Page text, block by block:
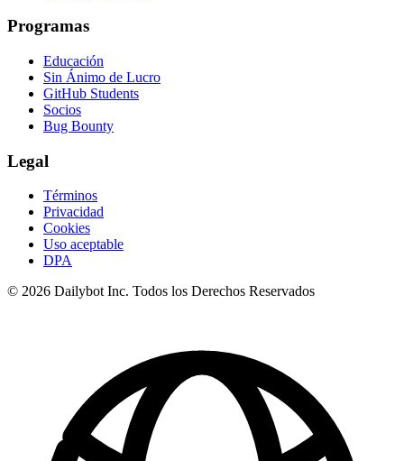
Programas
Educación
Sin Ánimo de Lucro
GitHub Students
Socios
Bug Bounty
Legal
Términos
Privacidad
Cookies
Uso aceptable
DPA
© 2026 Dailybot Inc. Todos los Derechos Reservados